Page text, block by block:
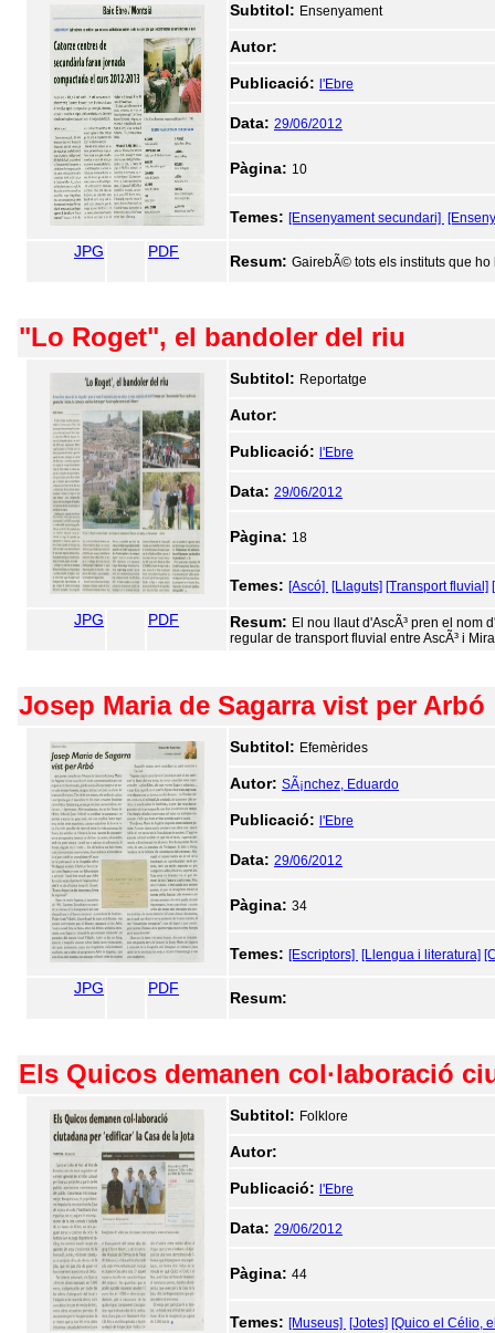
Subtitol: Ensenyament
Autor:
Publicació: l'Ebre
Data: 29/06/2012
Pàgina: 10
Temes: [Ensenyament secundari]
JPG PDF
Resum: GairebÃ© tots els instituts que
"Lo Roget", el bandoler del riu
Subtitol: Reportatge
Autor:
Publicació: l'Ebre
Data: 29/06/2012
Pàgina: 18
Temes: [Ascó] [Llaguts] [Transport fluvial]
JPG PDF Resum: El nou llaut d'AscÃ³ pren el nom
regular de transport fluvial entre AscÃ³ i
Josep Maria de Sagarra vist per Arbó
Subtitol: Efemèrides
Autor: SÃ¡nchez, Eduardo
Publicació: l'Ebre
Data: 29/06/2012
Pàgina: 34
Temes: [Escriptors] [Llengua i literatura]
JPG PDF
Resum:
Els Quicos demanen col·laboració
Subtitol: Folklore
Autor:
Publicació: l'Ebre
Data: 29/06/2012
Pàgina: 44
Temes: [Museus] [Jotes] [Quico el Célio,